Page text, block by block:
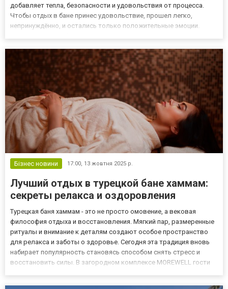
добавляет тепла, безопасности и удовольствия от процесса.
Чтобы отдых в бане принес удовольствие, прошел легко,
непринуждённо, и остались только положительные эмоции.
комфор...
Бізнес новини 17:00, 13 жовтня 2025 р.
Лучший отдых в турецкой бане хаммам:
секреты релакса и оздоровления
Турецкая баня хаммам - это не просто омовение, а вековая
философия отдыха и восстановления. Мягкий пар, размеренные
ритуалы и внимание к деталям создают особое пространство
для релакса и заботы о здоровье. Сегодня эта традиция вновь
набирает популярность становясь способом снять стресс и
восстановить силы. В загородном комплексе MOREWELL гости